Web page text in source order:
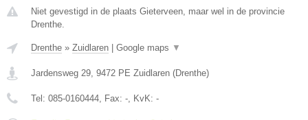
Niet gevestigd in de plaats Gieterveen, maar wel in de provincie
Drenthe.
Drenthe » Zuidlaren Google maps ▼
Jardensweg 29, 9472 PE Zuidlaren (Drenthe)
Tel: 085-0160444, Fax: -, KvK: -